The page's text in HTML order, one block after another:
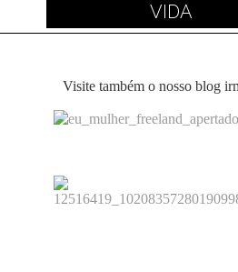
VIDA
Visite também o nosso blog